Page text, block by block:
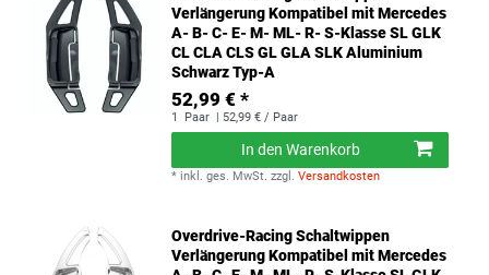
Verlängerung Kompatibel mit Mercedes
A- B- C- E- M- ML- R- S-Klasse SL GLK
CL CLA CLS GL GLA SLK Aluminium
Schwarz Typ-A
52,99 € *
1 Paar | 52,99 € / Paar
In den Warenkorb
* inkl. ges. MwSt. zzgl.Versandkosten
Overdrive-Racing Schaltwippen
Verlängerung Kompatibel mit Mercedes